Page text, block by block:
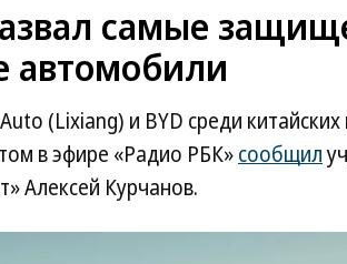
самые
автомобили
(Lixiang) и BYD среди
в эфире «Радио РБК»сообщил
Алексей Курчанов.